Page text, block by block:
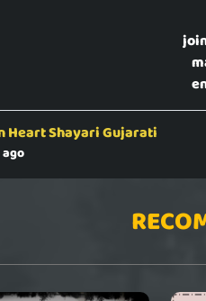
Heart Shayari Gujarati